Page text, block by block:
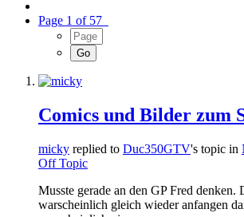
Page 1 of 57
Comics und Bilder zum
micky replied to Duc350GTV's topic in
Off Topic
Musste gerade an den GP Fred denken.
warscheinlich gleich wieder anfangen